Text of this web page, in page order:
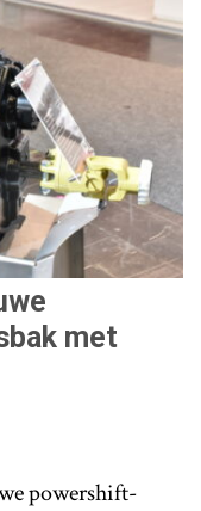
met
powershift-